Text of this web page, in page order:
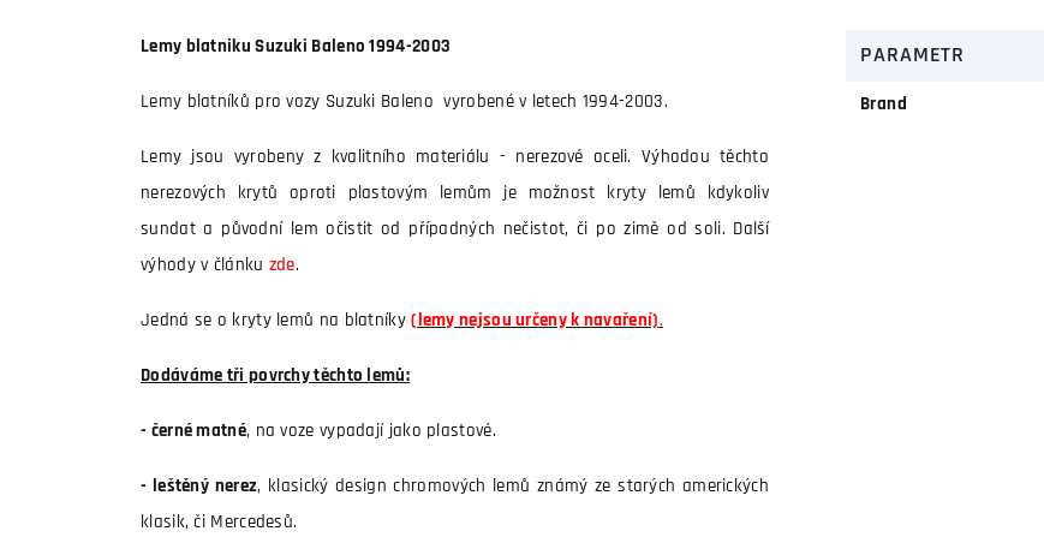
Lemy blatniku Suzuki Baleno 1994-2003
Lemy blatníků pro vozy Suzuki Baleno vyrobené v letech 1994-2003.
Lemy jsou vyrobeny z kvalitního materiálu - nerezové oceli. Výhodou těchto
nerezových krytů oproti plastovým lemům je možnost kryty lemů kdykoliv
sundat a původní lem očistit od případných nečistot, či po zimě od soli. Další
výhody v článku zde.
Jedná se o kryty lemů na blatníky(lemy nejsou určeny k navaření).
Dodáváme tři povrchy těchto lemů:
- černé matné, na voze vypadají jako plastové.
- leštěný nerez, klasický design chromových lemů známý ze starých amerických
klasik, či Mercedesů.
PARAMETR
Brand